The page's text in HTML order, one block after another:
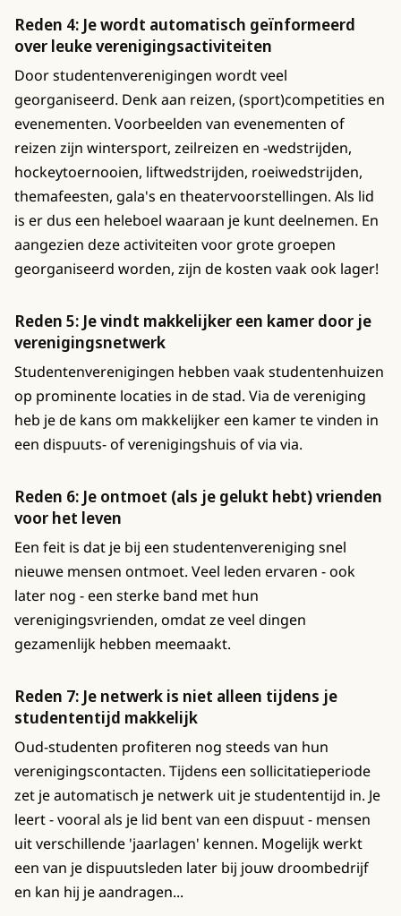
Reden 4: Je wordt automatisch geïnformeerd
over leuke verenigingsactiviteiten
Door studentenverenigingen wordt veel
georganiseerd. Denk aan reizen, (sport)competities en
evenementen. Voorbeelden van evenementen of
reizen zijn wintersport, zeilreizen en -wedstrijden,
hockeytoernooien, liftwedstrijden, roeiwedstrijden,
themafeesten, gala's en theatervoorstellingen. Als lid
is er dus een heleboel waaraan je kunt deelnemen. En
aangezien deze activiteiten voor grote groepen
georganiseerd worden, zijn de kosten vaak ook lager!
Reden 5: Je vindt makkelijker een kamer door je
verenigingsnetwerk
Studentenverenigingen hebben vaak studentenhuizen
op prominente locaties in de stad. Via de vereniging
heb je de kans om makkelijker een kamer te vinden in
een dispuuts- of verenigingshuis of via via.
Reden 6: Je ontmoet (als je gelukt hebt) vrienden
voor het leven
Een feit is dat je bij een studentenvereniging snel
nieuwe mensen ontmoet. Veel leden ervaren - ook
later nog - een sterke band met hun
verenigingsvrienden, omdat ze veel dingen
gezamenlijk hebben meemaakt.
Reden 7: Je netwerk is niet alleen tijdens je
studententijd makkelijk
Oud-studenten profiteren nog steeds van hun
verenigingscontacten. Tijdens een sollicitatieperiode
zet je automatisch je netwerk uit je studententijd in. Je
leert - vooral als je lid bent van een dispuut - mensen
uit verschillende 'jaarlagen' kennen. Mogelijk werkt
een van je dispuutsleden later bij jouw droombedrijf
en kan hij je aandragen...